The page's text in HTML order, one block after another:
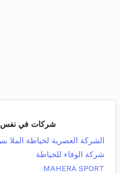
شركات في نفس
الشركة العصرية لخياطة الملا
شركة الوفاء للخياطة
MAHERA SPORT